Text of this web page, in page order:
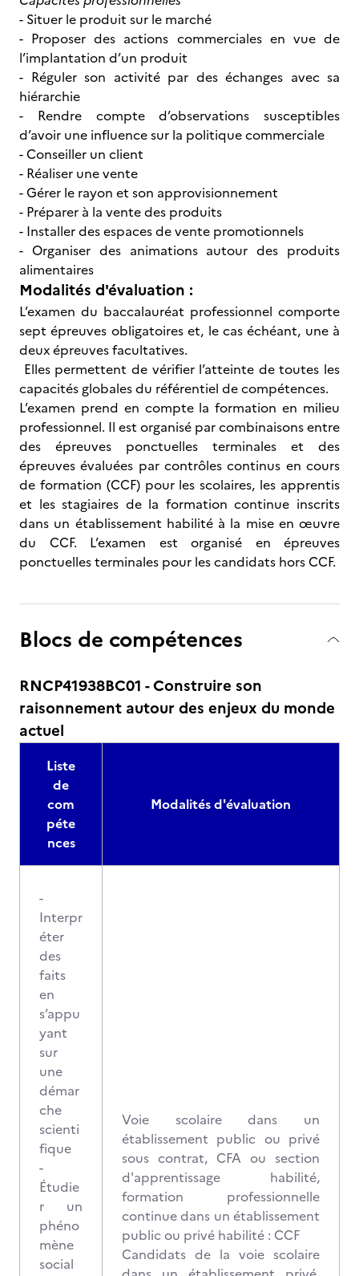
- Situer le produit sur le marché
- Proposer des actions commerciales en vue de
l’implantation d’un produit
- Réguler son activité par des échanges avec sa
hiérarchie
- Rendre compte d’observations susceptibles
d’avoir une influence sur la politique commerciale
- Conseiller un client
- Réaliser une vente
- Gérer le rayon et son approvisionnement
- Préparer à la vente des produits
- Installer des espaces de vente promotionnels
- Organiser des animations autour des produits
alimentaires
Modalités d'évaluation :
L’examen du baccalauréat professionnel comporte
sept épreuves obligatoires et, le cas échéant, une à
deux épreuves facultatives.
Elles permettent de vérifier l’atteinte de toutes les
capacités globales du référentiel de compétences.
L’examen prend en compte la formation en milieu
professionnel. Il est organisé par combinaisons entre
des épreuves ponctuelles terminales et des
épreuves évaluées par contrôles continus en cours
de formation (CCF) pour les scolaires, les apprentis
et les stagiaires de la formation continue inscrits
dans un établissement habilité à la mise en œuvre
du CCF. L’examen est organisé en épreuves
ponctuelles terminales pour les candidats hors CCF.
Blocs de compétences
RNCP41938BC01 - Construire son
raisonnement autour des enjeux du monde
actuel
Liste
de
com
péte
nces
Modalités d'évaluation
-
Interpr
éter
des
faits
en
s’appu
yant
sur
une
démar
che
scienti
fique
-
Étudie
r un
phéno
mène
social
Voie scolaire dans un
établissement public ou privé
sous contrat, CFA ou section
d'apprentissage habilité,
formation professionnelle
continue dans un établissement
public ou privé habilité : CCF
Candidats de la voie scolaire